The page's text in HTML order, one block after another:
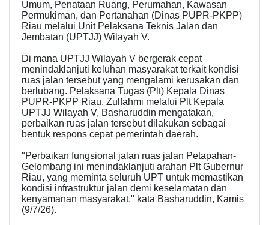
Umum, Penataan Ruang, Perumahan, Kawasan
Permukiman, dan Pertanahan (Dinas PUPR-PKPP)
Riau melalui Unit Pelaksana Teknis Jalan dan
Jembatan (UPTJJ) Wilayah V.
Di mana UPTJJ Wilayah V bergerak cepat
menindaklanjuti keluhan masyarakat terkait kondisi
ruas jalan tersebut yang mengalami kerusakan dan
berlubang. Pelaksana Tugas (Plt) Kepala Dinas
PUPR-PKPP Riau, Zulfahmi melalui Plt Kepala
UPTJJ Wilayah V, Basharuddin mengatakan,
perbaikan ruas jalan tersebut dilakukan sebagai
bentuk respons cepat pemerintah daerah.
"Perbaikan fungsional jalan ruas jalan Petapahan-
Gelombang ini menindaklanjuti arahan Plt Gubernur
Riau, yang meminta seluruh UPT untuk memastikan
kondisi infrastruktur jalan demi keselamatan dan
kenyamanan masyarakat," kata Basharuddin, Kamis
(9/7/26).